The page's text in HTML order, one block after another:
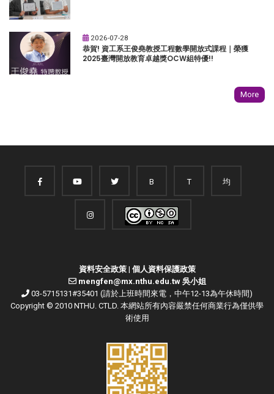
2026-07-28
恭賀! 資工系王俊堯教授工程數學開放式課程｜榮獲
2025臺灣開放教育卓越獎OCW組特優!!
More
B T 均
資料安全政策| 個人資料保護政策
mengfen@mx.nthu.edu.tw 吳小姐
03-5715131#35401 (請於上班時間來電，中午12-13為午休時間)
Copyright © 2010 NTHU. CTLD. 本網站所有內容嚴禁任何商業行為僅供學
術使用